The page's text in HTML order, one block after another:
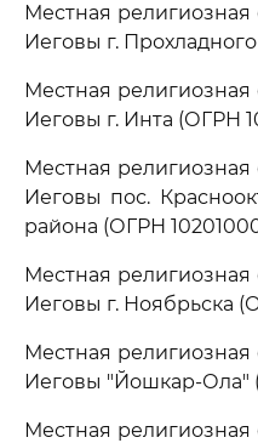
Местная
Иеговы г.
Местная
Иеговы г. Инта (ОГРН
Местная
Иеговы пос.
района (ОГРН
Местная
Иеговы г. Ноябрьска
Местная
Иеговы "Йошкар-Ола"
Местная